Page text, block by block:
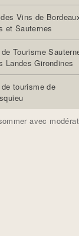
Vins de
et Sauternes
Tourisme
Landes Girondines
tourisme de
avec